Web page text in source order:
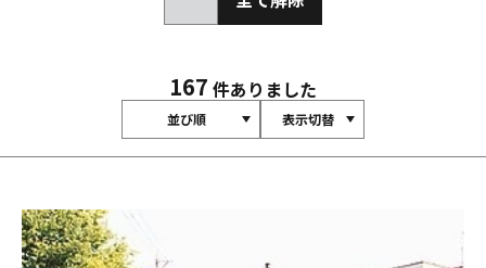
167 件ありました
並び順 表示切替